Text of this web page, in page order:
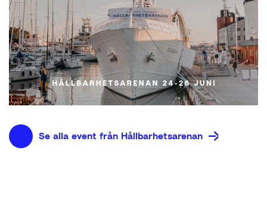
Se alla event från Hållbarhetsarenan